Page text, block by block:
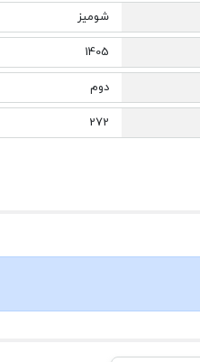
شومیز
1405
دوم
272